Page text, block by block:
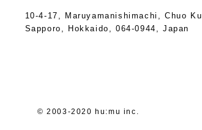
10-4-17, Maruyamanishimachi, Chuo Ku,
Sapporo, Hokkaido, 064-0944, Japan
© 2003-2020 hu:mu inc.